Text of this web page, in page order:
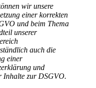
wir unsere
einer korrekten
und beim Thema
unserer
auch die
einer
und
Inhalte zur DSGVO.